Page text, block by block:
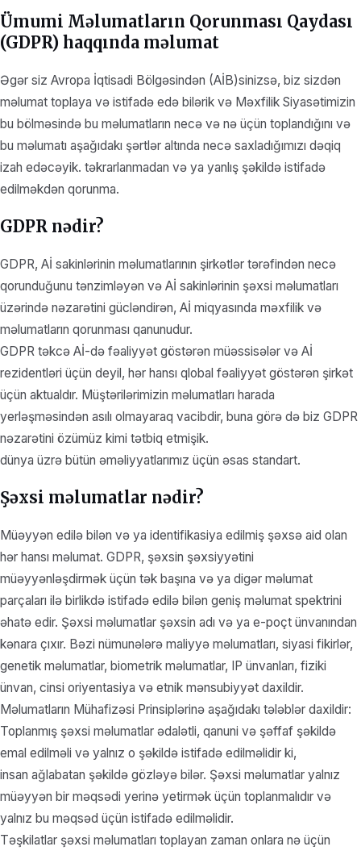
Ümumi Məlumatların Qorunması Qaydası
(GDPR) haqqında məlumat
Əgər siz Avropa İqtisadi Bölgəsindən (AİB)sinizsə, biz sizdən
məlumat toplaya və istifadə edə bilərik və Məxfilik Siyasətimizin
bu bölməsində bu məlumatların necə və nə üçün toplandığını və
bu məlumatı aşağıdakı şərtlər altında necə saxladığımızı dəqiq
izah edəcəyik. təkrarlanmadan və ya yanlış şəkildə istifadə
edilməkdən qorunma.
GDPR nədir?
GDPR, Aİ sakinlərinin məlumatlarının şirkətlər tərəfindən necə
qorunduğunu tənzimləyən və Aİ sakinlərinin şəxsi məlumatları
üzərində nəzarətini gücləndirən, Aİ miqyasında məxfilik və
məlumatların qorunması qanunudur.
GDPR təkcə Aİ-də fəaliyyət göstərən müəssisələr və Aİ
rezidentləri üçün deyil, hər hansı qlobal fəaliyyət göstərən şirkət
üçün aktualdır. Müştərilərimizin məlumatları harada
yerləşməsindən asılı olmayaraq vacibdir, buna görə də biz GDPR
nəzarətini özümüz kimi tətbiq etmişik.
dünya üzrə bütün əməliyyatlarımız üçün əsas standart.
Şəxsi məlumatlar nədir?
Müəyyən edilə bilən və ya identifikasiya edilmiş şəxsə aid olan
hər hansı məlumat. GDPR, şəxsin şəxsiyyətini
müəyyənləşdirmək üçün tək başına və ya digər məlumat
parçaları ilə birlikdə istifadə edilə bilən geniş məlumat spektrini
əhatə edir. Şəxsi məlumatlar şəxsin adı və ya e-poçt ünvanından
kənara çıxır. Bəzi nümunələrə maliyyə məlumatları, siyasi fikirlər,
genetik məlumatlar, biometrik məlumatlar, IP ünvanları, fiziki
ünvan, cinsi oriyentasiya və etnik mənsubiyyət daxildir.
Məlumatların Mühafizəsi Prinsiplərinə aşağıdakı tələblər daxildir:
Toplanmış şəxsi məlumatlar ədalətli, qanuni və şəffaf şəkildə
emal edilməli və yalnız o şəkildə istifadə edilməlidir ki,
insan ağlabatan şəkildə gözləyə bilər. Şəxsi məlumatlar yalnız
müəyyən bir məqsədi yerinə yetirmək üçün toplanmalıdır və
yalnız bu məqsəd üçün istifadə edilməlidir.
Təşkilatlar şəxsi məlumatları toplayan zaman onlara nə üçün